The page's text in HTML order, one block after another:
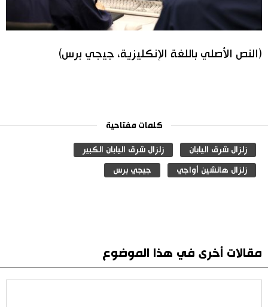
(النص الأصلي باللغة الإنكليزية، جيجي برس)
كلمات مفتاحية
زلزال شرق اليابان زلزال شرق اليابان الكبير
زلزال هانشين أواجي جيجي برس
مقالات أخرى في هذا الموضوع